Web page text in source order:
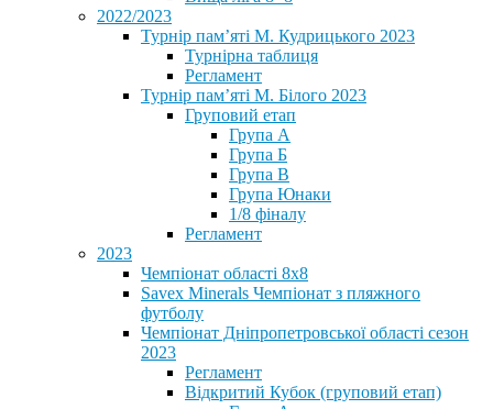
2022/2023
Турнір пам’яті М. Кудрицького 2023
Турнірна таблиця
Регламент
Турнір пам’яті М. Білого 2023
Груповий етап
Група А
Група Б
Група В
Група Юнаки
1/8 фіналу
Регламент
2023
Чемпіонат області 8х8
Savex Minerals Чемпіонат з пляжного
футболу
Чемпіонат Дніпропетровської області сезон
2023
Регламент
Відкритий Кубок (груповий етап)